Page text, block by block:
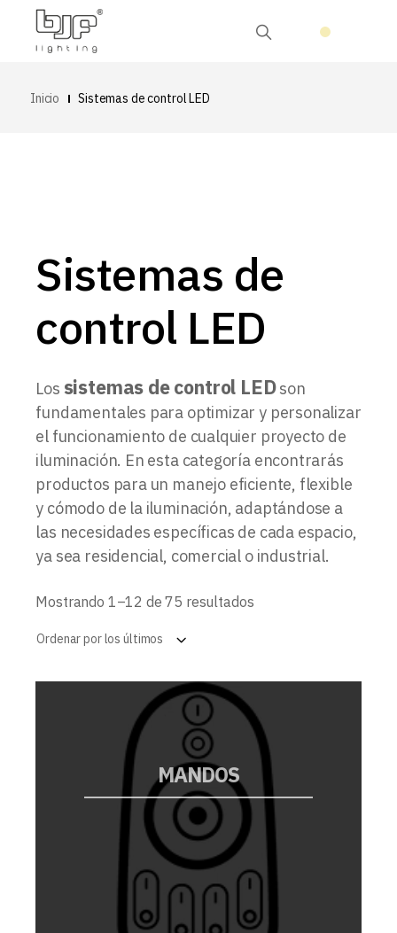
Inicio Sistemas de control LED
Sistemas de
control LED
Los sistemas de control LEDson
fundamentales para optimizar y personalizar
el funcionamiento de cualquier proyecto de
iluminación. En esta categoría encontrarás
productos para un manejo eficiente, flexible
y cómodo de la iluminación, adaptándose a
las necesidades específicas de cada espacio,
ya sea residencial, comercial o industrial.
Mostrando 1–12 de 75 resultadosOrdenado
Ordenar por los últimos
MANDOS